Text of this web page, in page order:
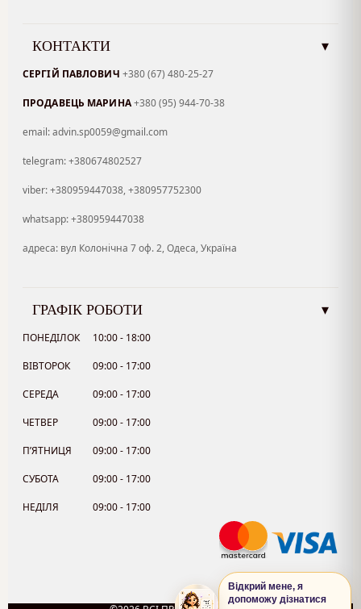
КОНТАКТИ ▾
СЕРГІЙ ПАВЛОВИЧ +380 (67) 480-25-27
ПРОДАВЕЦЬ МАРИНА+380 (95) 944-70-38
email: advin.sp0059@gmail.com
telegram: +380674802527
viber: +380959447038, +380957752300
whatsapp: +380959447038
адреса: вул Колонічна 7 оф. 2, Одеса, Україна
ГРАФІК РОБОТИ ▾
ПОНЕДІЛОК 10:00 - 18:00
ВІВТОРОК 09:00 - 17:00
СЕРЕДА 09:00 - 17:00
ЧЕТВЕР 09:00 - 17:00
П’ЯТНИЦЯ 09:00 - 17:00
СУБОТА 09:00 - 17:00
НЕДІЛЯ 09:00 - 17:00
Відкрий мене, я
допоможу дізнатися